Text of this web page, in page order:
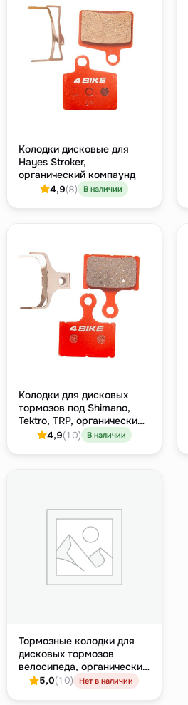
Колодки дисковые для
Hayes Stroker,
органический компаунд
4,9(8) В наличии
Колодки для дисковых
тормозов под Shimano,
Tektro, TRP, органический
компаунд
4,9(10) В наличии
Тормозные колодки для
дисковых тормозов
велосипеда, органический
компаунд, для Avid
5,0(10) Нет в наличии